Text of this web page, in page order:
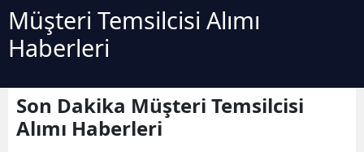
Müşteri Temsilcisi Alımı
Haberleri
Son Dakika Müşteri Temsilcisi
Alımı Haberleri